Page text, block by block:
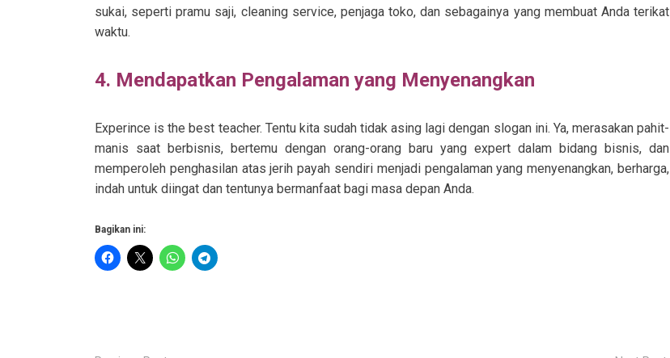
sukai, seperti pramu saji, cleaning service, penjaga toko, dan sebagainya yang membuat Anda terikat
waktu.
4. Mendapatkan Pengalaman yang Menyenangkan
Experince is the best teacher. Tentu kita sudah tidak asing lagi dengan slogan ini. Ya, merasakan pahit-
manis saat berbisnis, bertemu dengan orang-orang baru yang expert dalam bidang bisnis, dan
memperoleh penghasilan atas jerih payah sendiri menjadi pengalaman yang menyenangkan, berharga,
indah untuk diingat dan tentunya bermanfaat bagi masa depan Anda.
Bagikan ini: